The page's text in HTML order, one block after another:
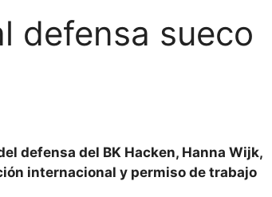
defensa sueco
defensa del BK Hacken, Hanna Wijk,
internacional y permiso de trabajo